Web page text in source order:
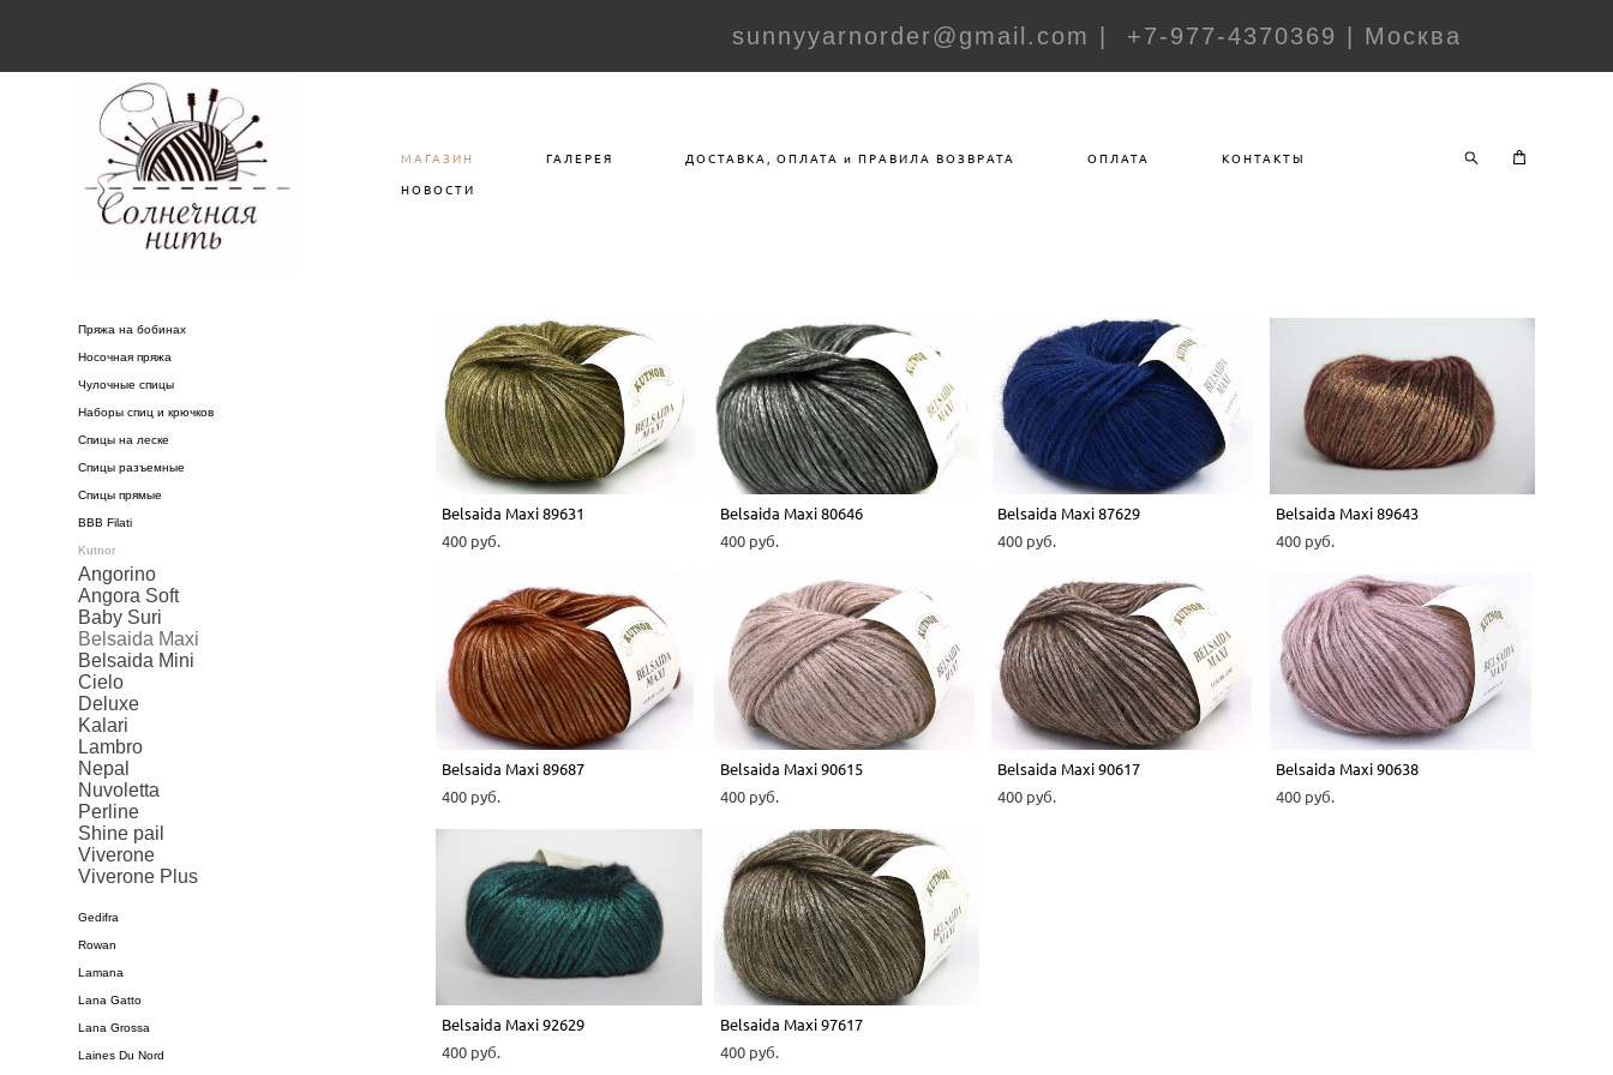
sunnyyarnorder@gmail.com | +7-977-4370369 | Москва
МАГАЗИН ГАЛЕРЕЯ ДОСТАВКА, ОПЛАТА и ПРАВИЛА ВОЗВРАТА ОПЛАТА КОНТАКТЫ
НОВОСТИ
Пряжа на бобинах
Носочная пряжа
Чулочные спицы
Наборы спиц и крючков
Спицы на леске
Спицы разъемные
Спицы прямые
BBB Filati
Kutnor
Angorino
Angora Soft
Baby Suri
Belsaida Maxi
Belsaida Mini
Cielo
Deluxe
Kalari
Lambro
Nepal
Nuvoletta
Perline
Shine pail
Viverone
Viverone Plus
Gedifra
Rowan
Lamana
Lana Gatto
Lana Grossa
Laines Du Nord
Belsaida Maxi 89631
400 pуб.
Belsaida Maxi 80646
400 pуб.
Belsaida Maxi 87629
400 pуб.
Belsaida Maxi 89643
400 pуб.
Belsaida Maxi 89687
400 pуб.
Belsaida Maxi 90615
400 pуб.
Belsaida Maxi 90617
400 pуб.
Belsaida Maxi 90638
400 pуб.
Belsaida Maxi 92629
400 pуб.
Belsaida Maxi 97617
400 pуб.